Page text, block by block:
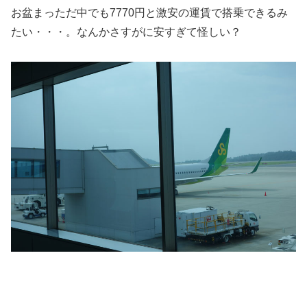
お盆まっただ中でも7770円と激安の運賃で搭乗できるみ
たい・・・。なんかさすがに安すぎて怪しい？